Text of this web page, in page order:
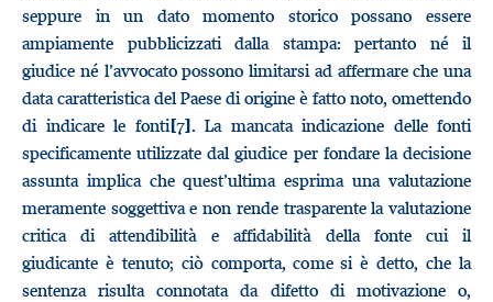
seppure in un dato momento storico possano essere
ampiamente pubblicizzati dalla stampa: pertanto né il
giudice né l’avvocato possono limitarsi ad affermare che una
data caratteristica del Paese di origine è fatto noto, omettendo
di indicare le fonti[7]. La mancata indicazione delle fonti
specificamente utilizzate dal giudice per fondare la decisione
assunta implica che quest’ultima esprima una valutazione
meramente soggettiva e non rende trasparente la valutazione
critica di attendibilità e affidabilità della fonte cui il
giudicante è tenuto; ciò comporta, come si è detto, che la
sentenza risulta connotata da difetto di motivazione o,